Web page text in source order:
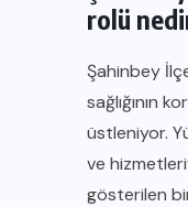
rolü
Şahinbey
sağlığının
üstleniyor.
ve
gösterilen